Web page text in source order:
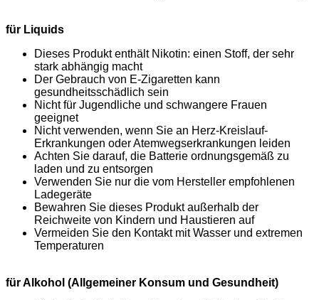
für Liquids
Dieses Produkt enthält Nikotin: einen Stoff, der sehr
stark abhängig macht
Der Gebrauch von E-Zigaretten kann
gesundheitsschädlich sein
Nicht für Jugendliche und schwangere Frauen
geeignet
Nicht verwenden, wenn Sie an Herz-Kreislauf-
Erkrankungen oder Atemwegserkrankungen leiden
Achten Sie darauf, die Batterie ordnungsgemäß zu
laden und zu entsorgen
Verwenden Sie nur die vom Hersteller empfohlenen
Ladegeräte
Bewahren Sie dieses Produkt außerhalb der
Reichweite von Kindern und Haustieren auf
Vermeiden Sie den Kontakt mit Wasser und extremen
Temperaturen
für Alkohol (Allgemeiner Konsum und Gesundheit)